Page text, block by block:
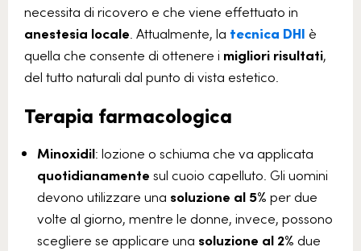
necessita di ricovero e che viene effettuato in
anestesia locale. Attualmente, la tecnica DHI è
quella che consente di ottenere i migliori risultati,
del tutto naturali dal punto di vista estetico.
Terapia farmacologica
Minoxidil: lozione o schiuma che va applicata
quotidianamente sul cuoio capelluto. Gli uomini
devono utilizzare una soluzione al 5% per due
volte al giorno, mentre le donne, invece, possono
scegliere se applicare una soluzione al 2% due